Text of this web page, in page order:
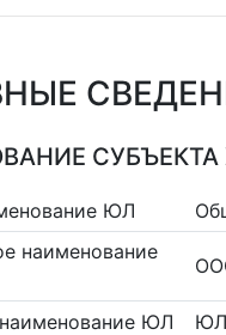
ЮЛ
наименование
ЮЛ